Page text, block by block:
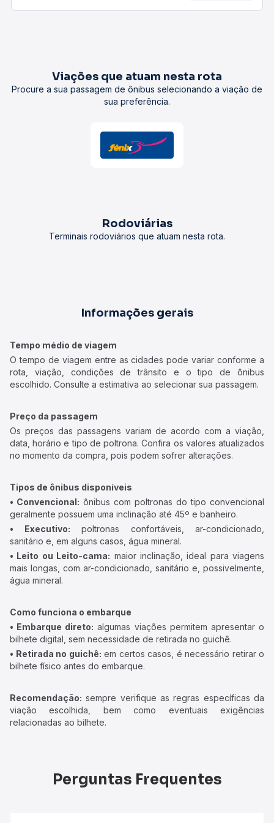
Viações que atuam nesta rota
Procure a sua passagem de ônibus selecionando a viação de
sua preferência.
Rodoviárias
Terminais rodoviários que atuam nesta rota.
Informações gerais
Tempo médio de viagem
O tempo de viagem entre as cidades pode variar conforme a
rota, viação, condições de trânsito e o tipo de ônibus
escolhido. Consulte a estimativa ao selecionar sua passagem.
Preço da passagem
Os preços das passagens variam de acordo com a viação,
data, horário e tipo de poltrona. Confira os valores atualizados
no momento da compra, pois podem sofrer alterações.
Tipos de ônibus disponíveis
• Convencional: ônibus com poltronas do tipo convencional
geralmente possuem uma inclinação até 45º e banheiro.
• Executivo: poltronas confortáveis, ar-condicionado,
sanitário e, em alguns casos, água mineral.
• Leito ou Leito-cama: maior inclinação, ideal para viagens
mais longas, com ar-condicionado, sanitário e, possivelmente,
água mineral.
Como funciona o embarque
• Embarque direto: algumas viações permitem apresentar o
bilhete digital, sem necessidade de retirada no guichê.
• Retirada no guichê: em certos casos, é necessário retirar o
bilhete físico antes do embarque.
Recomendação: sempre verifique as regras específicas da
viação escolhida, bem como eventuais exigências
relacionadas ao bilhete.
Perguntas Frequentes